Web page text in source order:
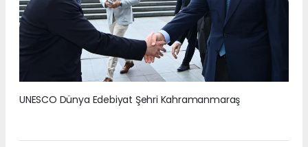
UNESCO Dünya Edebiyat Şehri Kahramanmaraş